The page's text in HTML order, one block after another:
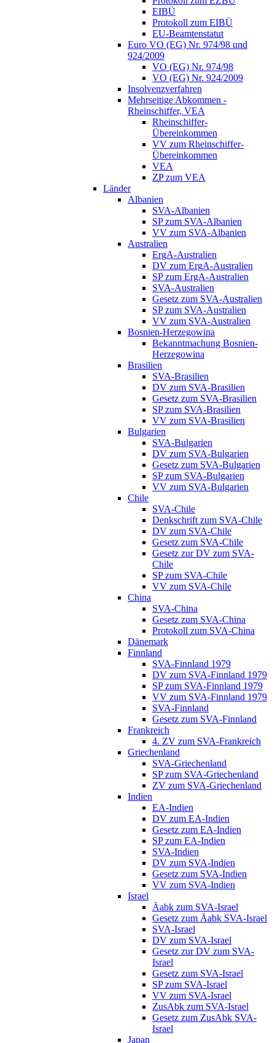
EIBÜ
Protokoll zum EIBÜ
EU-Beamtenstatut
Euro VO (EG) Nr. 974/98 und
924/2009
VO (EG) Nr. 974/98
VO (EG) Nr. 924/2009
Insolvenzverfahren
Mehrseitige Abkommen -
Rheinschiffer, VEA
Rheinschiffer-
Übereinkommen
VV zum Rheinschiffer-
Übereinkommen
VEA
ZP zum VEA
Länder
Albanien
SVA-Albanien
SP zum SVA-Albanien
VV zum SVA-Albanien
Australien
ErgA-Australien
DV zum ErgA-Australien
SP zum ErgA-Australien
SVA-Australien
Gesetz zum SVA-Australien
SP zum SVA-Australien
VV zum SVA-Australien
Bosnien-Herzegowina
Bekanntmachung Bosnien-
Herzegowina
Brasilien
SVA-Brasilien
DV zum SVA-Brasilien
Gesetz zum SVA-Brasilien
SP zum SVA-Brasilien
VV zum SVA-Brasilien
Bulgarien
SVA-Bulgarien
DV zum SVA-Bulgarien
Gesetz zum SVA-Bulgarien
SP zum SVA-Bulgarien
VV zum SVA-Bulgarien
Chile
SVA-Chile
Denkschrift zum SVA-Chile
DV zum SVA-Chile
Gesetz zum SVA-Chile
Gesetz zur DV zum SVA-
Chile
SP zum SVA-Chile
VV zum SVA-Chile
China
SVA-China
Gesetz zum SVA-China
Protokoll zum SVA-China
Dänemark
Finnland
SVA-Finnland 1979
DV zum SVA-Finnland 1979
SP zum SVA-Finnland 1979
VV zum SVA-Finnland 1979
SVA-Finnland
Gesetz zum SVA-Finnland
Frankreich
4. ZV zum SVA-Frankreich
Griechenland
SVA-Griechenland
SP zum SVA-Griechenland
ZV zum SVA-Griechenland
Indien
EA-Indien
DV zum EA-Indien
Gesetz zum EA-Indien
SP zum EA-Indien
SVA-Indien
DV zum SVA-Indien
Gesetz zum SVA-Indien
VV zum SVA-Indien
Israel
Äabk zum SVA-Israel
Gesetz zum Äabk SVA-Israel
SVA-Israel
DV zum SVA-Israel
Gesetz zur DV zum SVA-
Israel
Gesetz zum SVA-Israel
SP zum SVA-Israel
VV zum SVA-Israel
ZusAbk zum SVA-Israel
Gesetz zum ZusAbk SVA-
Israel
Japan